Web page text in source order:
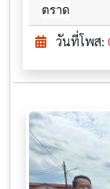
ตราด
วันที่โพส: